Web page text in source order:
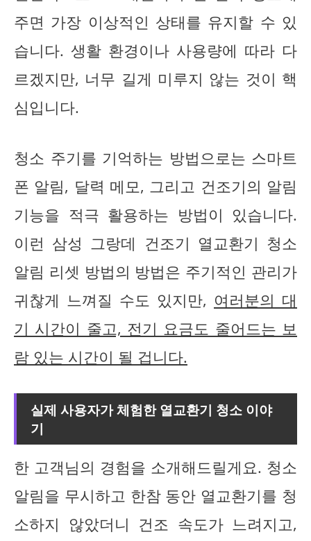
주면 가장 이상적인 상태를 유지할 수 있
습니다. 생활 환경이나 사용량에 따라 다
르겠지만, 너무 길게 미루지 않는 것이 핵
심입니다.
청소 주기를 기억하는 방법으로는 스마트
폰 알림, 달력 메모, 그리고 건조기의 알림
기능을 적극 활용하는 방법이 있습니다.
이런 삼성 그랑데 건조기 열교환기 청소
알림 리셋 방법의 방법은 주기적인 관리가
귀찮게 느껴질 수도 있지만, 여러분의 대
기 시간이 줄고, 전기 요금도 줄어드는 보
람 있는 시간이 될 겁니다.
실제 사용자가 체험한 열교환기 청소 이야
기
한 고객님의 경험을 소개해드릴게요. 청소
알림을 무시하고 한참 동안 열교환기를 청
소하지 않았더니 건조 속도가 느려지고,